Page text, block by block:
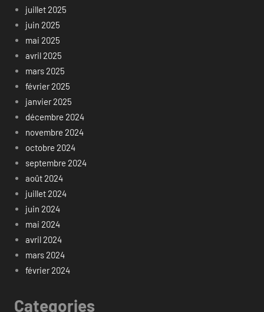
juillet 2025
juin 2025
mai 2025
avril 2025
mars 2025
février 2025
janvier 2025
décembre 2024
novembre 2024
octobre 2024
septembre 2024
août 2024
juillet 2024
juin 2024
mai 2024
avril 2024
mars 2024
février 2024
Categories